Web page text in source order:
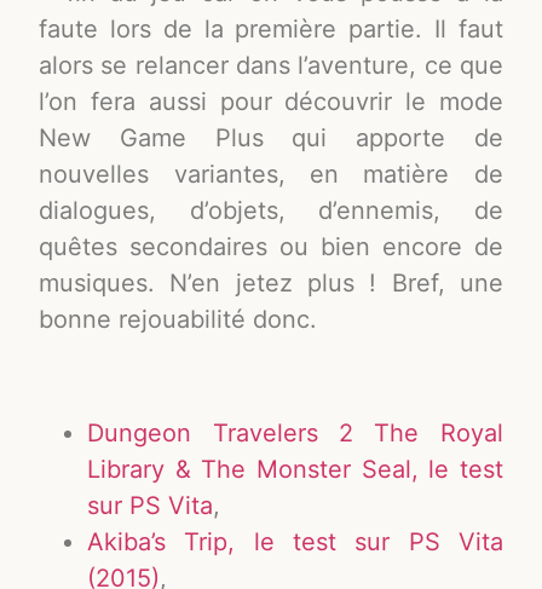
faute lors de la première partie. Il faut
alors se relancer dans l’aventure, ce que
l’on fera aussi pour découvrir le mode
New Game Plus qui apporte de
nouvelles variantes, en matière de
dialogues, d’objets, d’ennemis, de
quêtes secondaires ou bien encore de
musiques. N’en jetez plus ! Bref, une
bonne rejouabilité donc.
Dungeon Travelers 2 The Royal
Library & The Monster Seal, le test
sur PS Vita,
Akiba’s Trip, le test sur PS Vita
(2015),